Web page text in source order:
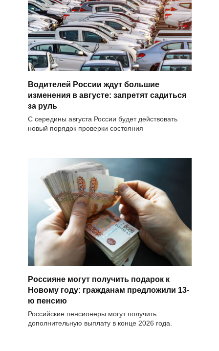
Водителей России ждут большие
изменения в августе: запретят садиться
за руль
С середины августа России будет действовать
новый порядок проверки состояния
Россияне могут получить подарок к
Новому году: гражданам предложили 13-
ю пенсию
Российские пенсионеры могут получить
дополнительную выплату в конце 2026 года.